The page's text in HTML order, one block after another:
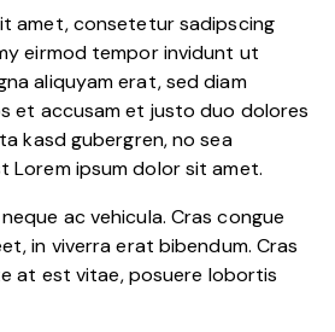
amet, consetetur sadipscing
eirmod tempor invidunt ut
aliquyam erat, sed diam
et accusam et justo duo dolores
kasd gubergren, no sea
Lorem ipsum dolor sit amet.
ac vehicula. Cras congue
in viverra erat bibendum. Cras
at est vitae, posuere lobortis